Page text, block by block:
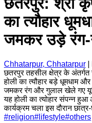
छतरपुर: श्री
का त्यौहार
जमकर उड़े रंग-
Chhatarpur, Chhatarpur
छतरपुर तहसील क्षेत्र के अंतर्गत
होली का त्यौहार बड़े धूमधाम
जमकर रंग और गुलाल खेले गए
यह होली का त्योहार संपन्न
कार्यक्रम चला इस दौरान छात्र-
#religion# lifestyle#others